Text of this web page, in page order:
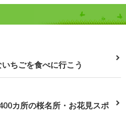
ちごを食べに行こう
カ所の桜名所・お花見スポ